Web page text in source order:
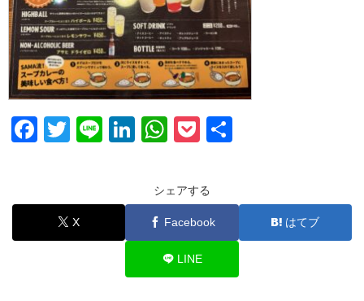
F
e
b
T
er
Li
Li
e
dI
W
at
s
A
p
p
P
ck
et
シェアする
X Facebook はてブ
LINE